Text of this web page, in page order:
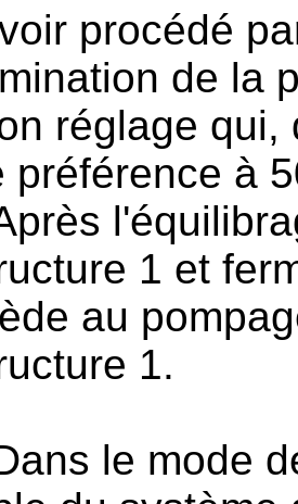
procédé
de la
réglage
préférence à
1 et
au
1.
le mode